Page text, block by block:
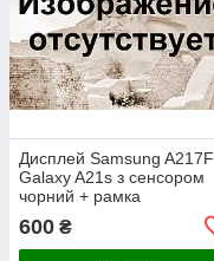
Дисплей Samsung A217F
Galaxy A21s з сенсором
чорний + рамка
600 ₴